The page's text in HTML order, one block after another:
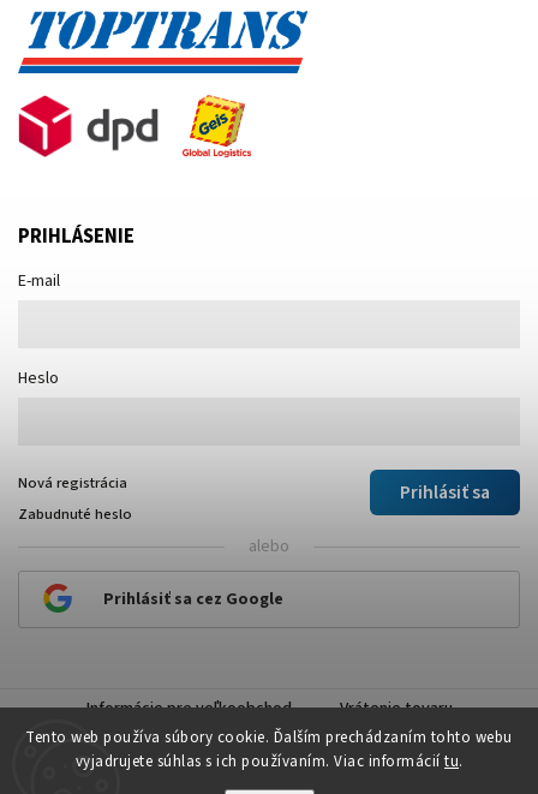
Tento web používa súbory cookie. Ďalším prechádzaním tohto webu
vyjadrujete súhlas s ich používaním. Viac informácií tu.
PRIHLÁSENIE
E-mail
Heslo
Prihlásiť sa
Nová registrácia
Zabudnuté heslo
alebo
Prihlásiť sa cez Google
Informácie pre veľkoobchod Vrátenie tovaru